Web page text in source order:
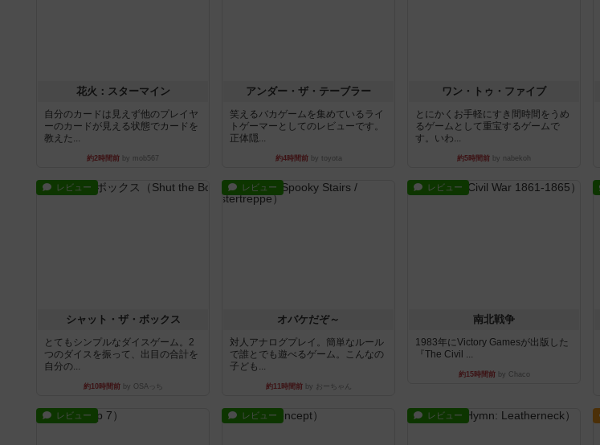
花火：スターマイン
自分のカードは見えず他のプレイヤ
ーのカードが見える状態でカードを
教えた...
約2時間前 by mob567
アンダー・ザ・テーブラー
笑えるバカゲームを集めているライ
トゲーマーとしてのレビューです。
正体隠...
約4時間前by toyota
ワン・トゥ・ファイブ
とにかくお手軽にすき間時間をうめ
るゲームとして重宝するゲームで
す。いわ...
約5時間前 by nabekoh
レビュー
シャット・ザ・ボックス
とてもシンプルなダイスゲーム。2
つのダイスを振って、出目の合計を
自分の...
約10時間前by OSAっち
レビュー
オバケだぞ～
対人アナログプレイ。簡単なルール
で誰とでも遊べるゲーム。こんなの
子ども...
約11時間前by おーちゃん
レビュー
南北戦争
1983年にVictory Gamesが出版した
『The Civil ...
約15時間前by Chaco
レビュー レビュー レビュー